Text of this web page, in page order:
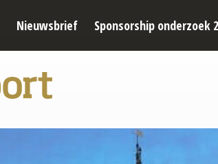
Nieuwsbrief Sponsorship onderzoek